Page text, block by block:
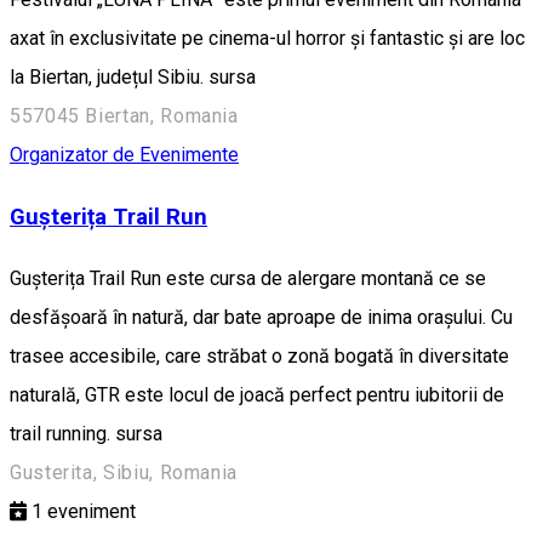
axat în exclusivitate pe cinema-ul horror și fantastic și are loc
la Biertan, județul Sibiu. sursa
557045 Biertan, Romania
Organizator de Evenimente
Gușterița Trail Run
Gușterița Trail Run este cursa de alergare montană ce se
desfășoară în natură, dar bate aproape de inima orașului. Cu
trasee accesibile, care străbat o zonă bogată în diversitate
naturală, GTR este locul de joacă perfect pentru iubitorii de
trail running. sursa
Gusterita, Sibiu, Romania
1 eveniment